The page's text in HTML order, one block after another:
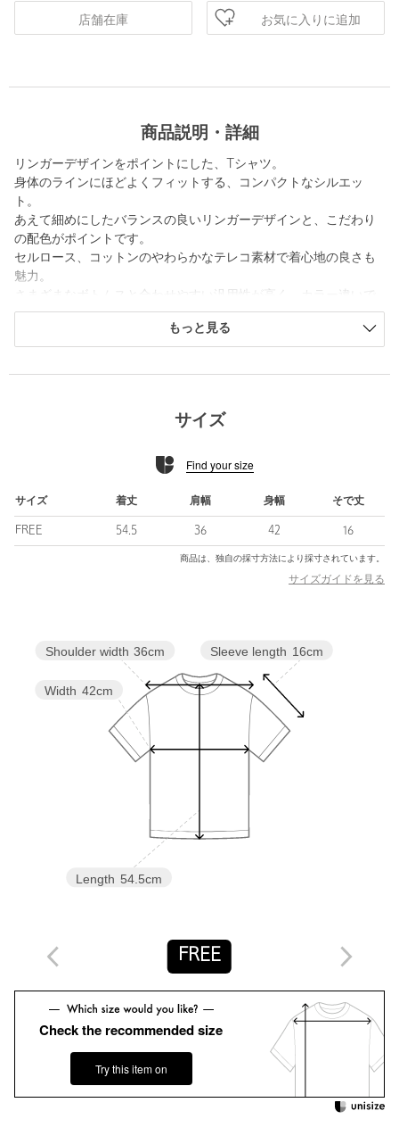
店舗在庫 お気に入りに追加
商品説明・詳細
リンガーデザインをポイントにした、Tシャツ。
身体のラインにほどよくフィットする、コンパクトなシルエッ
ト。
あえて細めにしたバランスの良いリンガーデザインと、こだわり
の配色がポイントです。
セルロース、コットンのやわらかなテレコ素材で着心地の良さも
魅力。
揃えたくなる一着。
同シリーズでタンクトップもございます。「対象品番：
ひねりの効いたアメリカントラッド、オーセンティックなアメリ
スタイルを提案している。
【注意事項】
※商品に「取り扱い上の注意書き」、「洗濯表示」がございます
※商品画像は、光の当たり具合やパソコンなどの閲覧環境によ
り、実際の色味と異なって見える場合がございます。あらかじめ
店舗へお問い合わせの際は、全国のSteven Alan各店舗まで下記の
品名/品番をお申し付けください。
品名：〇SA LY/CTN RNGR PO
品番：82172000015
対象商品
対象商品
対象外商品
カテゴリー トップス | Tシャツ / カットソー
再生繊維(セルロース)74％ コットン26％
洗濯表示について
日本製
もっと見る
サイズ
Find your size
サイズ 着丈 肩幅 身幅 そで丈
FREE 54.5 36 42 16
商品は、独自の採寸方法により採寸されています。
サイズガイドを見る
Sleeve length 16cm
Length 54.5cm
Width 42cm
Shoulder width 36cm
FREE
Check the recommended size
Try this item on